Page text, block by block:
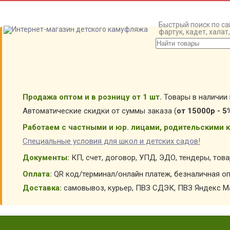
Быстрый поиск по
фартук, кадет,
Продажа оптом и в розницу от 1 шт. Товары в наличии
Автоматические скидки от суммы заказа (от 15000р -
Работаем с частными и юр. лицами, родительскими
Специальные условия для школ и детских садов!
Документы: КП, счет, договор, УПД, ЭДО, тендеры,
Оплата: QR код/терминал/онлайн платеж, безналичная
Доставка: самовывоз, курьер, ПВЗ СДЭК, ПВЗ Яндекс